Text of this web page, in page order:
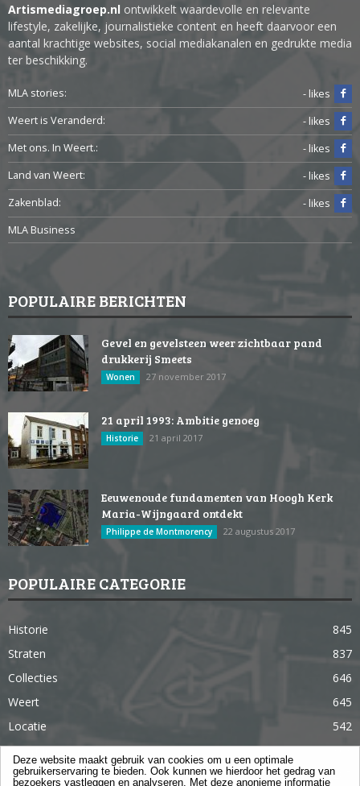
Artismediagroep.nl ontwikkelt waardevolle en relevante
lifestyle, zakelijke, journalistieke content en heeft daarvoor een
aantal krachtige websites, social mediakanalen en gedrukte media
ter beschikking.
MLA stories:
- likes
Weert is Veranderd:
- likes
Met ons. In Weert.:
- likes
Land van Weert:
- likes
Zakenblad:
- likes
MLA Business
POPULAIRE BERICHTEN
Gevel en gevelsteen weer zichtbaar pand
drukkerij Smeets
Wonen 27 november 2017
21 april 1993: Ambitie genoeg
Historie 21 april 2017
Eeuwenoude fundamenten van Hoogh Kerk
Maria-Wijngaard ontdekt
Philippe de Montmorency 22 augustus 2017
POPULAIRE CATEGORIE
Historie
845
Straten
837
Collecties
646
Weert
645
Locatie
542
Weert in 365 dagen
363
Gebouwen
285
Deze website maakt gebruik van cookies om u een optimale
gebruikerservaring te bieden. Ook kunnen we hierdoor het gedrag van
bezoekers vastleggen en analyseren. Met deze anonieme informatie